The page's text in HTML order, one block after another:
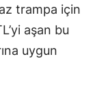
trampa için
aşan bu
uygun